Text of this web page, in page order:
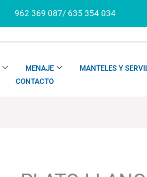
962 369 087/ 635 354 034
MENAJE MANTELES Y
CONTACTO